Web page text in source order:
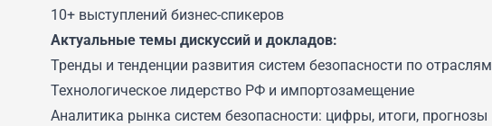
10+ выступлений бизнес-спикеров
Актуальные темы дискуссий и докладов:
Тренды и тенденции развития систем безопасности по отраслям
Технологическое лидерство РФ и импортозамещение
Аналитика рынка систем безопасности: цифры, итоги, прогнозы